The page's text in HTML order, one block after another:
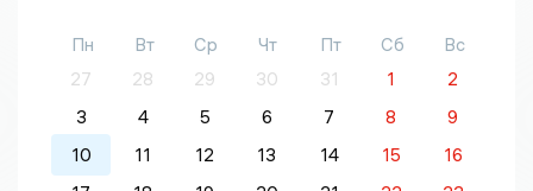
Пн Вт Ср Чт Пт Сб
Вс
27
28 29 30 31 1
2
3
4 5 6 7 8
9
10
11 12 13 14 15
16